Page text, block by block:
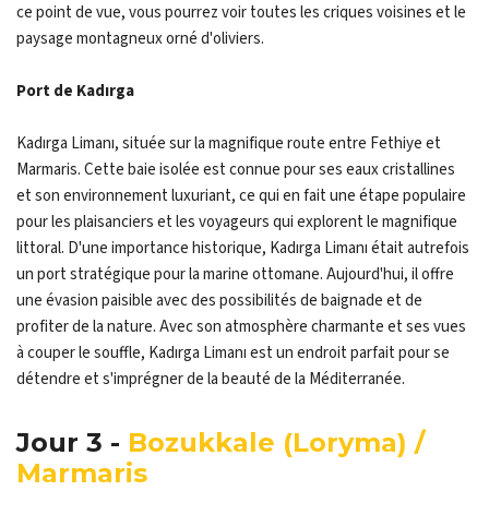
ce point de vue, vous pourrez voir toutes les criques voisines et le
paysage montagneux orné d'oliviers.
Port de Kadırga
Kadırga Limanı, située sur la magnifique route entre Fethiye et
Marmaris. Cette baie isolée est connue pour ses eaux cristallines
et son environnement luxuriant, ce qui en fait une étape populaire
pour les plaisanciers et les voyageurs qui explorent le magnifique
littoral. D'une importance historique, Kadırga Limanı était autrefois
un port stratégique pour la marine ottomane. Aujourd'hui, il offre
une évasion paisible avec des possibilités de baignade et de
profiter de la nature. Avec son atmosphère charmante et ses vues
à couper le souffle, Kadırga Limanı est un endroit parfait pour se
détendre et s'imprégner de la beauté de la Méditerranée.
Jour 3 - Bozukkale (Loryma) /
Marmaris